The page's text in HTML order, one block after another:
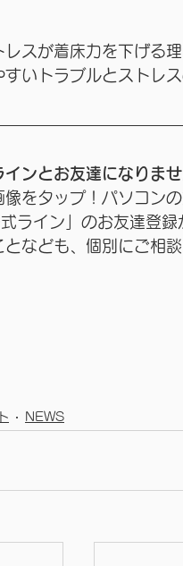
スが着床力を下げる
いトラブルとストレ
ンとお友達になりませ
像をタップ！パソコン
ライン」のお友達登
なども、個別にご相
NEWS